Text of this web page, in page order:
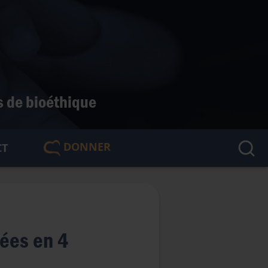
de bioéthique
DONNER
en 4